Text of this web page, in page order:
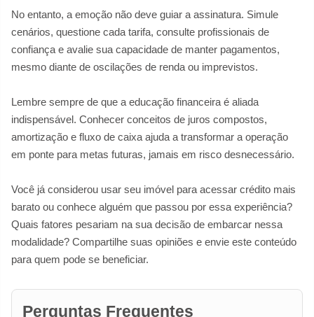
No entanto, a emoção não deve guiar a assinatura. Simule
cenários, questione cada tarifa, consulte profissionais de
confiança e avalie sua capacidade de manter pagamentos,
mesmo diante de oscilações de renda ou imprevistos.
Lembre sempre de que a educação financeira é aliada
indispensável. Conhecer conceitos de juros compostos,
amortização e fluxo de caixa ajuda a transformar a operação
em ponte para metas futuras, jamais em risco desnecessário.
Você já considerou usar seu imóvel para acessar crédito mais
barato ou conhece alguém que passou por essa experiência?
Quais fatores pesariam na sua decisão de embarcar nessa
modalidade? Compartilhe suas opiniões e envie este conteúdo
para quem pode se beneficiar.
Perguntas Frequentes